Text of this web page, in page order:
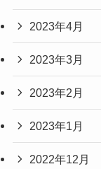
2023年4月
2023年3月
2023年2月
2023年1月
2022年12月